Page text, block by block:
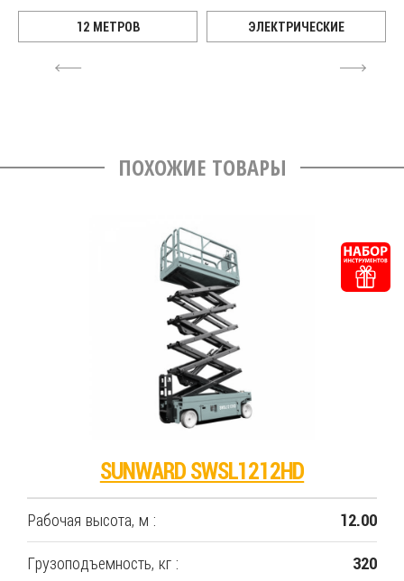
4
12 МЕТРОВ ЭЛЕКТРИЧЕСКИЕ
6
ПОХОЖИЕ ТОВАРЫ
SUNWARD SWSL1212HD
Рабочая высота, м : 12.00
Грузоподъемность, кг : 320